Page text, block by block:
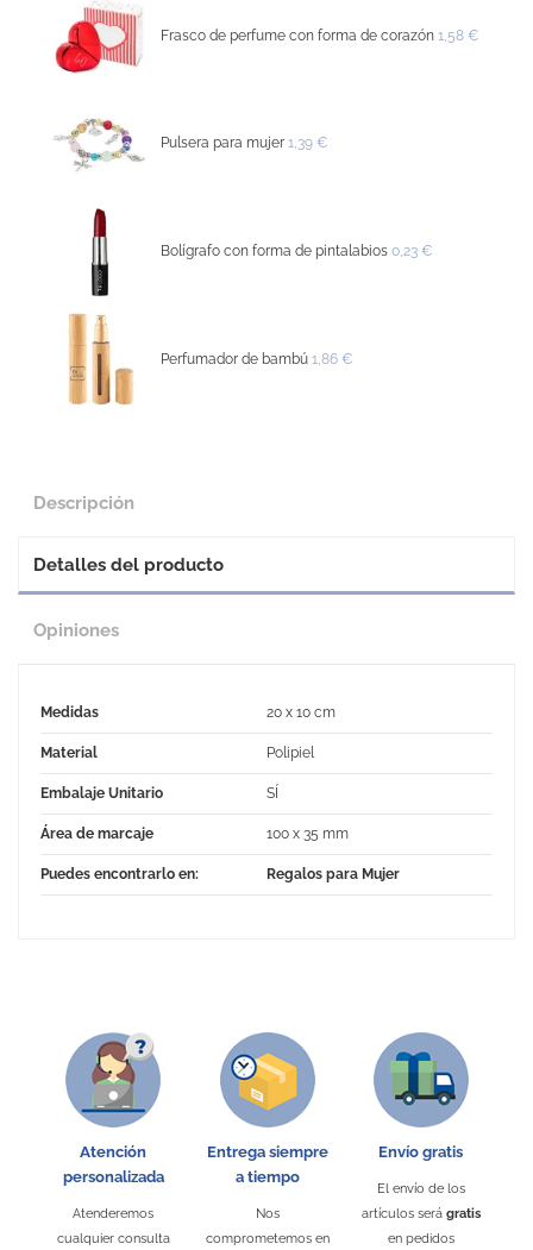
Frasco de perfume con forma de corazón 1,58 €
Pulsera para mujer 1,39 €
Bolígrafo con forma de pintalabios 0,23 €
Perfumador de bambú 1,86 €
Descripción
Detalles del producto
Opiniones
Medidas 20 x 10 cm
Material Polipiel
Embalaje Unitario SÍ
Área de marcaje 100 x 35 mm
Puedes encontrarlo en: Regalos para Mujer
Atención
personalizada
Atenderemos
cualquier consulta
Entrega siempre
a tiempo
Nos
comprometemos en
Envío gratis
El envío de los
artículos será gratis
en pedidos